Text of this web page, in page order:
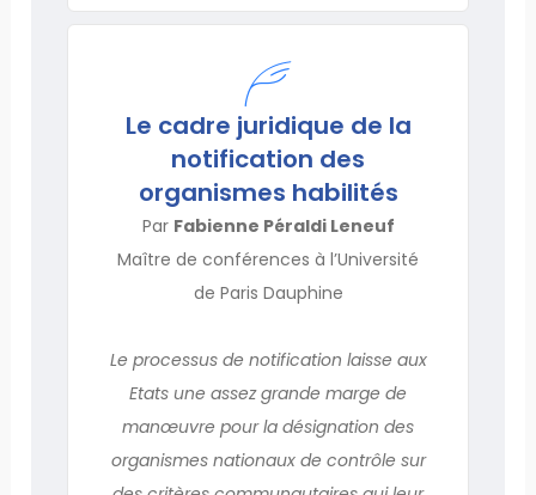
Le cadre juridique de la
notification des
organismes habilités
Par Fabienne Péraldi Leneuf
Maître de conférences à l’Université
de Paris Dauphine
Le processus de notification laisse aux
Etats une assez grande marge de
manœuvre pour la désignation des
organismes nationaux de contrôle sur